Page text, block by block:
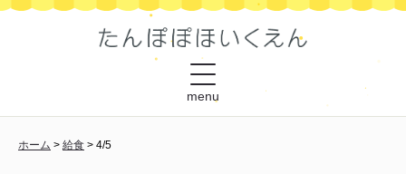
menu
ホーム > 給食 > 4/5